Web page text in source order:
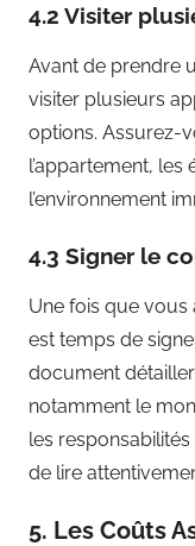
4.2 Visiter
Avant de prendre
visiter plusieurs
options. Assurez-
l’appartement, les
l’environnement
4.3 Signer le
Une fois que vous
est temps de
document
notamment le
les
de lire
5. Les Coûts